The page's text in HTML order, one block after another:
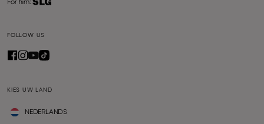
FOLLOW US
KIES UW LAND
NEDERLANDS